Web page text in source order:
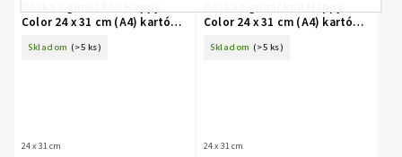
Color 24 x 31 cm (A4) kartón -
Skladom (>5 ks)
24 x 31 cm
Color 24 x 31 cm (A4) kartón -
Skladom (>5 ks)
24 x 31 cm